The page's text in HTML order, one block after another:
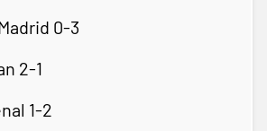
0-3
2-1
1-2